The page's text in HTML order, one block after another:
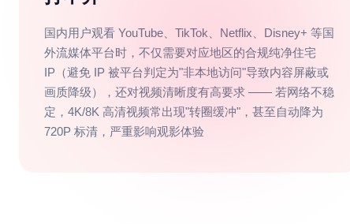
国内用户观看 YouTube、TikTok、Netflix、Disney+ 等国
外流媒体平台时，不仅需要对应地区的合规纯净住宅
IP（避免 IP 被平台判定为"非本地访问"导致内容屏蔽或
画质降级），还对视频清晰度有高要求 —— 若网络不稳
定，4K/8K 高清视频常出现"转圈缓冲"，甚至自动降为
720P 标清，严重影响观影体验